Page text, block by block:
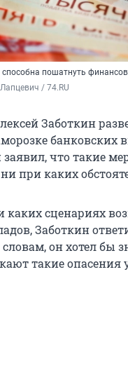
пошатнуть
/ 74.RU
Заботкин
банковских
заявил, что такие
при каких
каких сценариях
Заботкин
он хотел бы
такие опасения